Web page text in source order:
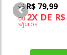
R$ 79,99
ou2X DE
s/juros